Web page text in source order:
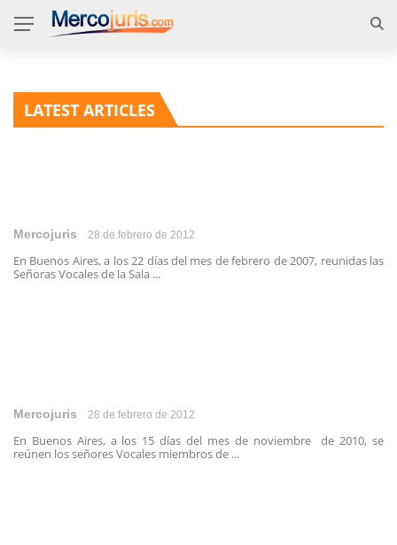
LATEST ARTICLES
Mercojuris 28 de febrero de 2012
En Buenos Aires, a los 22 días del mes de febrero de 2007, reunidas las
Señoras Vocales de la Sala ...
Mercojuris 28 de febrero de 2012
En Buenos Aires, a los 15 días del mes de noviembre de 2010, se
reúnen los señores Vocales miembros de ...